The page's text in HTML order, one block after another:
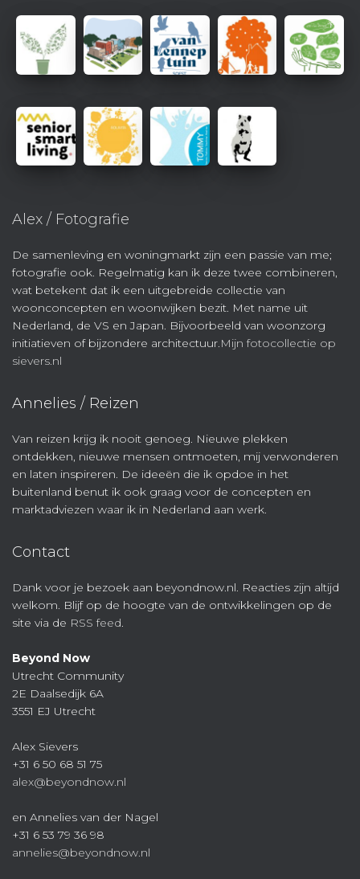
Alex / Fotografie
De samenleving en woningmarkt zijn een passie van me;
fotografie ook. Regelmatig kan ik deze twee combineren,
wat betekent dat ik een uitgebreide collectie van
woonconcepten en woonwijken bezit. Met name uit
Nederland, de VS en Japan. Bijvoorbeeld van woonzorg
initiatieven of bijzondere architectuur.Mijn fotocollectie op
sievers.nl
Annelies / Reizen
Van reizen krijg ik nooit genoeg. Nieuwe plekken
ontdekken, nieuwe mensen ontmoeten, mij verwonderen
en laten inspireren. De ideeën die ik opdoe in het
buitenland benut ik ook graag voor de concepten en
marktadviezen waar ik in Nederland aan werk.
Contact
Dank voor je bezoek aan beyondnow.nl. Reacties zijn altijd
welkom. Blijf op de hoogte van de ontwikkelingen op de
site via de RSS feed.
Beyond Now
Utrecht Community
2E Daalsedijk 6A
3551 EJ Utrecht
Alex Sievers
+31 6 50 68 51 75
alex@beyondnow.nl
en Annelies van der Nagel
+31 6 53 79 36 98
annelies@beyondnow.nl